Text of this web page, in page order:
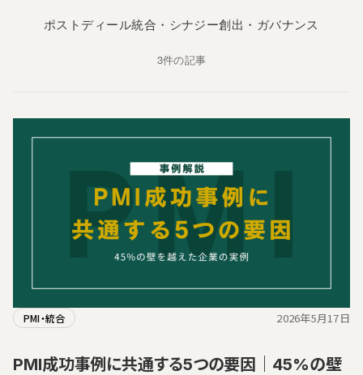
ポストディール統合・シナジー創出・ガバナンス
3件の記事
PMI・統合 2026年5月17日
PMI成功事例に共通する5つの要因｜45%の壁